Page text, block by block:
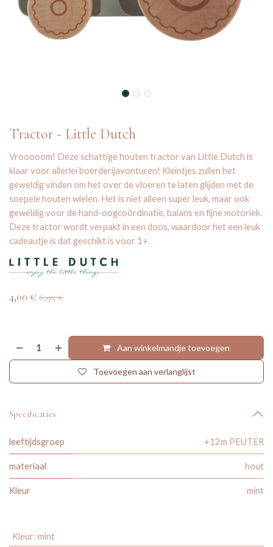
Tractor - Little Dutch
Vrooooom! Deze schattige houten tractor van Little Dutch is
klaar voor allerlei boerderijavonturen! Kleintjes zullen het
geweldig vinden om het over de vloeren te laten glijden met de
soepele houten wielen. Het is niet alleen super leuk, maar ook
geweldig voor de hand-oogcoördinatie, balans en fijne motoriek.
Deze tractor wordt verpakt in een doos, waardoor het een leuk
cadeautje is dat geschikt is voor 1+.
4,00 € 6,95€
Aan winkelmandje toevoegen
Toevoegen aan verlanglijst
Specificaties
leeftijdsgroep +12m PEUTER
materiaal hout
Kleur mint
Kleur: mint